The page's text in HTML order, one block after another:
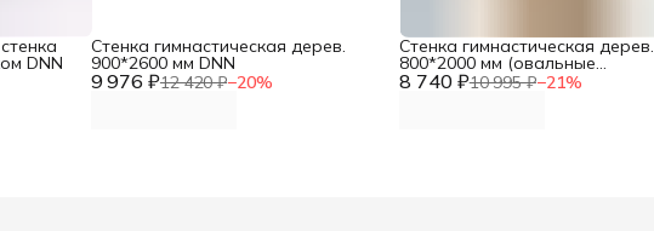
DNN
9 976 ₽12 420 ₽−20%
Стенка гимнастическая дерев.
900*2600 мм DNN
8 740 ₽10 995 ₽−21%
Стенка гимнастическая дерев.
800*2000 мм (овальные
перекладины) DNN